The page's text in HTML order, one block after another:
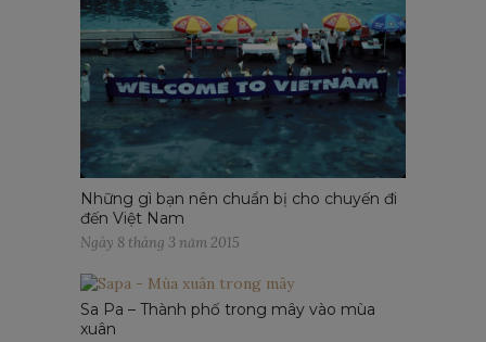
Những gì bạn nên chuẩn bị cho chuyến đi
đến Việt Nam
Ngày 8 tháng 3 năm 2015
Sa Pa – Thành phố trong mây vào mùa
xuân